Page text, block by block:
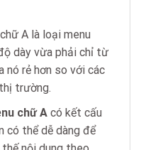
A là loại menu
dày vừa phải chỉ từ
nó rẻ hơn so với các
trường.
chữ A có kết cấu
có thể dễ dàng để